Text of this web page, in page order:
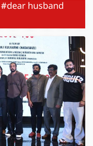
husband